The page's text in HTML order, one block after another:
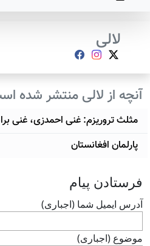
لالی
آنچه از لالی منتشر شده
مثلث تروریزم: غنی احمدزی، غنی
پارلمان افغانستان
فرستادن پيام
آدرس ايميل شما (اجباری)
موضوع (اجباری)